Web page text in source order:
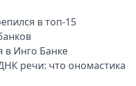
в топ-15
в Инго Банке
речи: что ономастика